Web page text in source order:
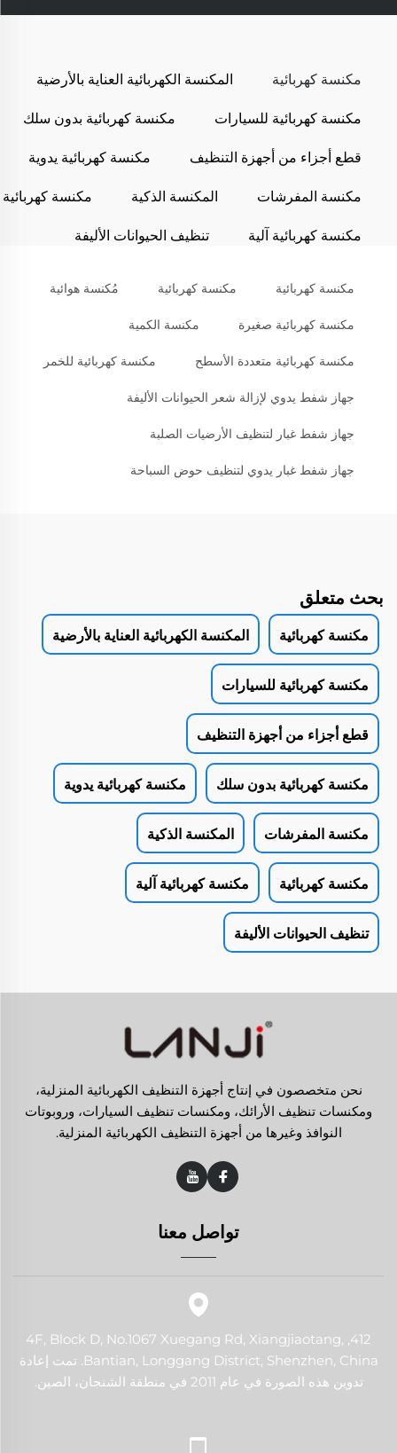
مكنسة كهربائية
المكنسة الكهربائية العناية بالأرضية
مكنسة كهربائية للسيارات
مكنسة كهربائية بدون سلك
قطع أجزاء من أجهزة التنظيف
مكنسة كهربائية يدوية
مكنسة المفرشات
المكنسة الذكية
مكنسة كهربائية
مكنسة كهربائية آلية
تنظيف الحيوانات الأليفة
مكنسة كهربائية مكنسة كهربائية مُكنسة هوائية
مكنسة كهربائية صغيرة مكنسة الكمية
مكنسة كهربائية متعددة الأسطح مكنسة كهربائية للخمر
جهاز شفط يدوي لإزالة شعر الحيوانات الأليفة
جهاز شفط غبار لتنظيف الأرضيات الصلبة
جهاز شفط غبار يدوي لتنظيف حوض السباحة
بحث متعلق
مكنسة كهربائية المكنسة الكهربائية العناية بالأرضية
مكنسة كهربائية للسيارات
قطع أجزاء من أجهزة التنظيف
مكنسة كهربائية بدون سلك مكنسة كهربائية يدوية
مكنسة المفرشات المكنسة الذكية
مكنسة كهربائية مكنسة كهربائية آلية
تنظيف الحيوانات الأليفة
نحن متخصصون في إنتاج أجهزة التنظيف الكهربائية المنزلية،
ومكنسات تنظيف الأرائك، ومكنسات تنظيف السيارات، وروبوتات
النوافذ وغيرها من أجهزة التنظيف الكهربائية المنزلية.
تواصل معنا
412, 4F, Block D, No.1067 Xuegang Rd, Xiangjiaotang,
Bantian, Longgang District, Shenzhen, China. تمت إعادة
تدوين هذه الصورة في عام 2011 في منطقة الشنجان، الصين.